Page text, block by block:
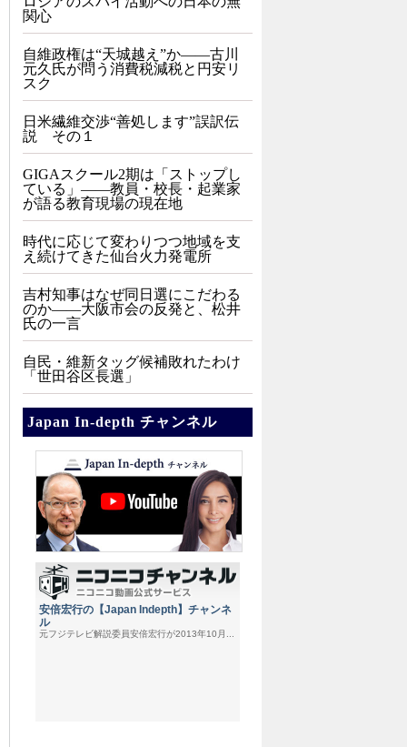
関心
自維政権は“天城越え”か――古川
元久氏が問う消費税減税と円安リ
スク
日米繊維交渉“善処します”誤訳伝
説 その１
GIGAスクール2期は「ストップし
ている」——教員・校長・起業家
が語る教育現場の現在地
時代に応じて変わりつつ地域を支
え続けてきた仙台火力発電所
吉村知事はなぜ同日選にこだわる
のか――大阪市会の反発と、松井
氏の一言
自民・維新タッグ候補敗れたわけ
「世田谷区長選」
Japan In-depth チャンネル